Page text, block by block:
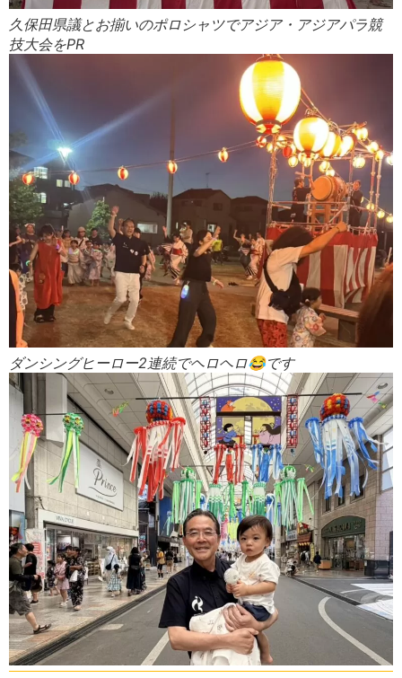
久保田県議とお揃いのポロシャツでアジア・アジアパラ競
技大会をPR
ダンシングヒーロー2連続でヘロヘロ😂です